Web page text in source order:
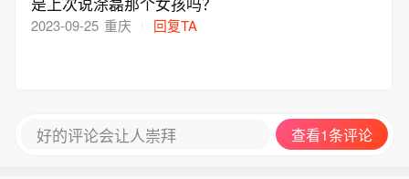
2023-09-25 重庆 回复TA
好的评论会让人崇拜 查看1条评论